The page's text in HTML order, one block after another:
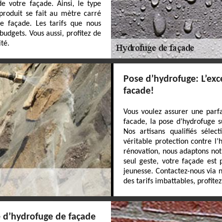
votre façade. Ainsi, le type
se fait au mètre carré
façade. Les tarifs que nous
Vous aussi, profitez de
Pose d’hydrofuge:
facade!
Vous voulez assurer une
facade, la pose d’hydrofuge
Nos artisans qualifiés
véritable protection contre
rénovation, nous adaptons
seul geste, votre façade est
jeunesse. Contactez-nous
des tarifs imbattables,
de façade